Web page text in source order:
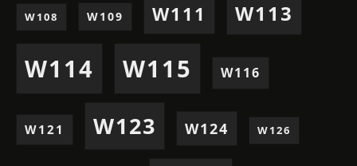
W108 W109 W111 W113
W114 W115 W116
W121 W123 W124 W126